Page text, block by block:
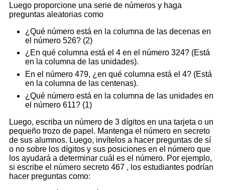
Luego proporcione una serie de números y haga
preguntas aleatorias como
¿Qué número está en la columna de las decenas en
el número 526? (2)
¿En qué columna está el 4 en el número 324? (Está
en la columna de las unidades).
En el número 479, ¿en qué columna está el 4? (Está
en la columna de las centenas).
¿Qué número está en la columna de las unidades en
el número 611? (1)
Luego, escriba un número de 3 dígitos en una tarjeta o un
pequeño trozo de papel. Mantenga el número en secreto
de sus alumnos. Luego, invítelos a hacer preguntas de sí
o no sobre los dígitos y sus posiciones en el número que
los ayudará a determinar cuál es el número. Por ejemplo,
si escribe el número secreto 467 , los estudiantes podrían
hacer preguntas como: